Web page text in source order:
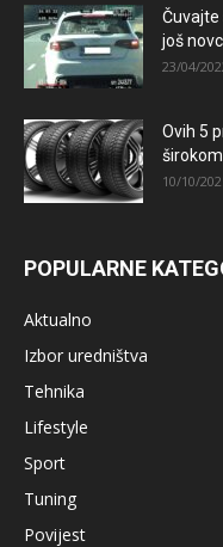
Čuvajte
još
23/04/
Ovih 5
10/10/
POPULARNE
Aktualno
Izbor uredništva
Tehnika
Lifestyle
Sport
Tuning
Povijest